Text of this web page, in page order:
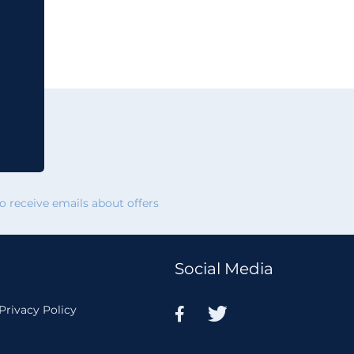
receive emails about offers
Privacy Policy
Social Media
 